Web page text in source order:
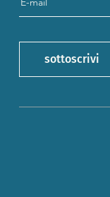
sottoscrivi